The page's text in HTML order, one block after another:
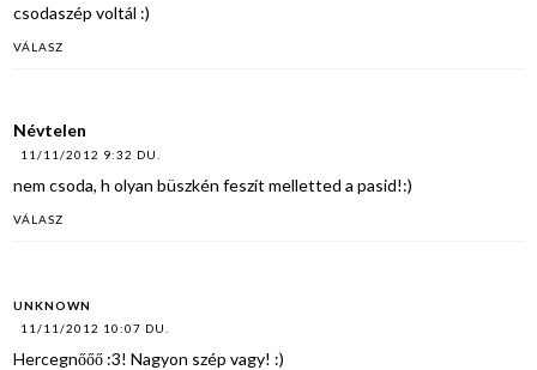
csodaszép voltál :)
VÁLASZ
Névtelen
11/11/2012 9:32 DU.
nem csoda, h olyan büszkén feszít melletted a pasid!:)
VÁLASZ
UNKNOWN
11/11/2012 10:07 DU.
Hercegnőőő :3! Nagyon szép vagy! :)